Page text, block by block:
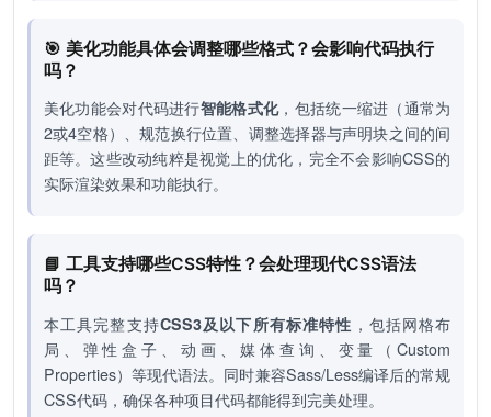
🎯 美化功能具体会调整哪些格式？会影响代码执行
吗？
美化功能会对代码进行智能格式化，包括统一缩进（通常为
2或4空格）、规范换行位置、调整选择器与声明块之间的间
距等。这些改动纯粹是视觉上的优化，完全不会影响CSS的
实际渲染效果和功能执行。
📘 工具支持哪些CSS特性？会处理现代CSS语法
吗？
本工具完整支持CSS3及以下所有标准特性 ，包括网格布
局、弹性盒子、动画、媒体查询、变量（Custom
Properties）等现代语法。同时兼容Sass/Less编译后的常规
CSS代码，确保各种项目代码都能得到完美处理。